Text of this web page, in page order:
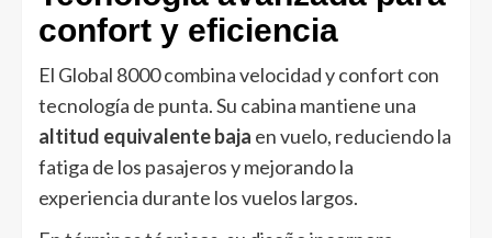
confort y eficiencia
El Global 8000 combina velocidad y confort con
tecnología de punta. Su cabina mantiene una
altitud equivalente baja en vuelo, reduciendo la
fatiga de los pasajeros y mejorando la
experiencia durante los vuelos largos.